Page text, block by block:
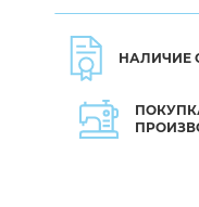
НАЛИЧИЕ